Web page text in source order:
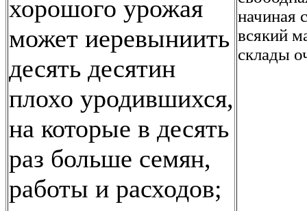
хорошого урожая
может иеревыниить
десять десятин
плохо уродившихся,
на которые в десять
раз больше семян,
работы и расходов;
начиная
всякий
склады